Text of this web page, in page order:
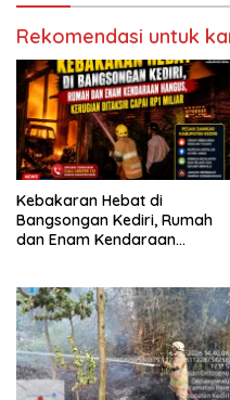
Rekomendasi untuk
Kebakaran Hebat di
Bangsongan Kediri, Rumah
dan Enam Kendaraan